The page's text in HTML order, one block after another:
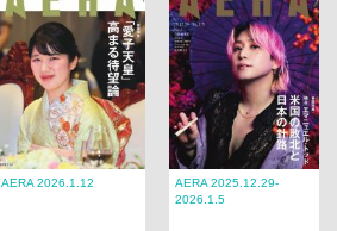
AERA 2026.1.12
AERA 2025.12.29-
2026.1.5